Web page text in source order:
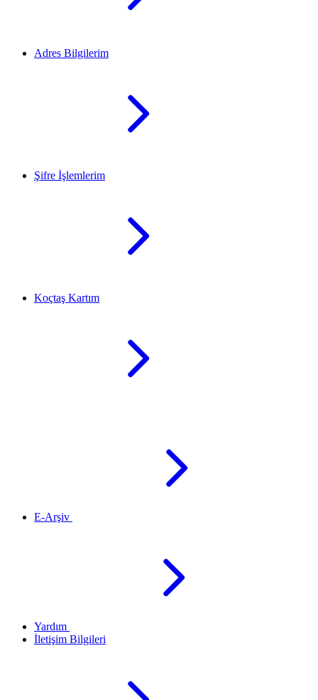
Adres Bilgilerim
Şifre İşlemlerim
Koçtaş Kartım
E-Arşiv
Yardım
İletişim Bilgileri